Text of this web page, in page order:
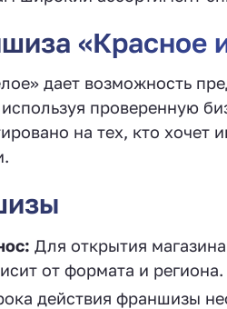
«Красное
дает возможность
проверенную
на тех, кто хочет
Для открытия
от формата и региона.
действия франшизы